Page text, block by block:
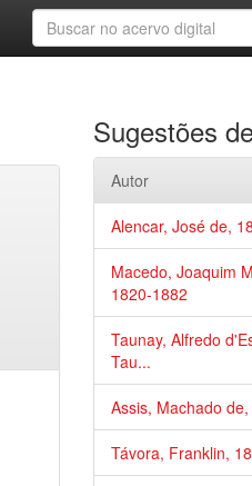
Sugestões
Autor
Alencar, José de,
Macedo, Joaquim
1820-1882
Taunay, Alfredo
Tau...
Assis, Machado
Távora, Franklin,